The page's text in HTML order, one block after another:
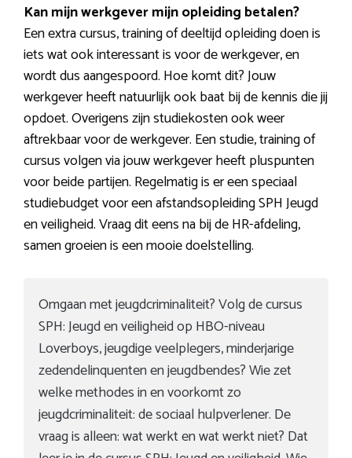
Kan mijn werkgever mijn opleiding betalen?
Een extra cursus, training of deeltijd opleiding doen is
iets wat ook interessant is voor de werkgever, en
wordt dus aangespoord. Hoe komt dit? Jouw
werkgever heeft natuurlijk ook baat bij de kennis die jij
opdoet. Overigens zijn studiekosten ook weer
aftrekbaar voor de werkgever. Een studie, training of
cursus volgen via jouw werkgever heeft pluspunten
voor beide partijen. Regelmatig is er een speciaal
studiebudget voor een afstandsopleiding SPH Jeugd
en veiligheid. Vraag dit eens na bij de HR-afdeling,
samen groeien is een mooie doelstelling.
Omgaan met jeugdcriminaliteit? Volg de cursus
SPH: Jeugd en veiligheid op HBO-niveau
Loverboys, jeugdige veelplegers, minderjarige
zedendelinquenten en jeugdbendes? Wie zet
welke methodes in en voorkomt zo
jeugdcriminaliteit: de sociaal hulpverlener. De
vraag is alleen: wat werkt en wat werkt niet? Dat